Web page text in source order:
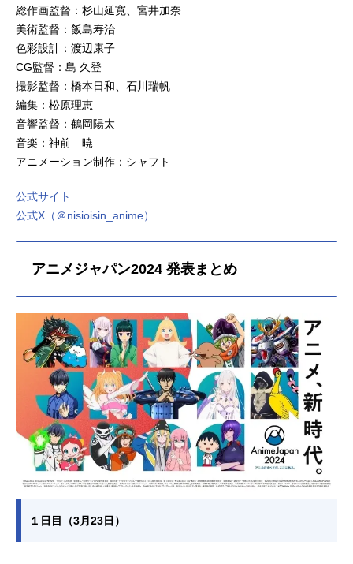
総作画監督：杉山延寛、宮井加奈
美術監督：飯島寿治
色彩設計：渡辺康子
CG監督：島 久登
撮影監督：橋本日和、石川瑞帆
編集：松原理恵
音響監督：鶴岡陽太
音楽：神前 暁
アニメーション制作：シャフト
公式サイト
公式X（＠nisioisin_anime）
アニメジャパン2024 発表まとめ
１日目（3月23日）